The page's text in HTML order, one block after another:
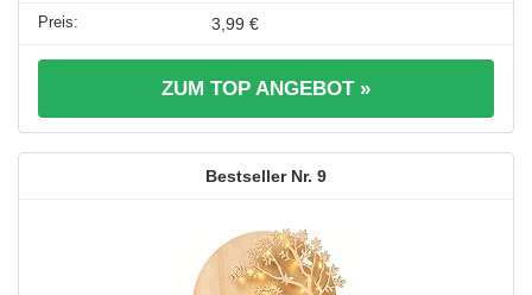
3,99 €
ZUM TOP ANGEBOT »
9